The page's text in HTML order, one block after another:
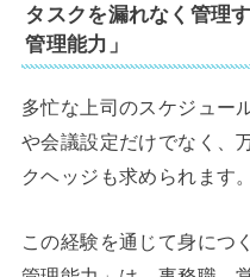
タスクを漏れなく管理
管理能力」
多忙な上司のスケジュー
や会議設定だけでなく、
クヘッジも求められます。
この経験を通じて身につ